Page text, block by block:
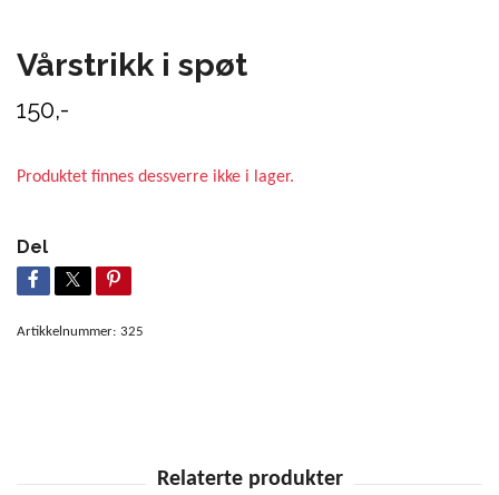
Vårstrikk i spøt
150,-
Produktet finnes dessverre ikke i lager.
Del
Artikkelnummer: 325